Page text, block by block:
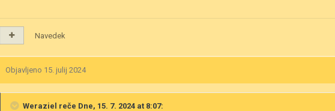
Navedek
Objavljeno 15. julij 2024
Weraziel reče Dne, 15. 7. 2024 at 8:07: